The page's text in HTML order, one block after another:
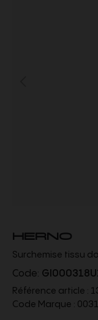
HERNO
Surchemise tissu
Code:
Référence article :
Code Marque :